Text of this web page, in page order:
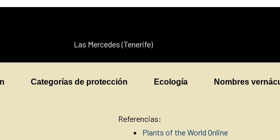
Las Mercedes (Tenerife)
Categorías de protección Ecología Nombres
Referencias:
Plants of the World Online